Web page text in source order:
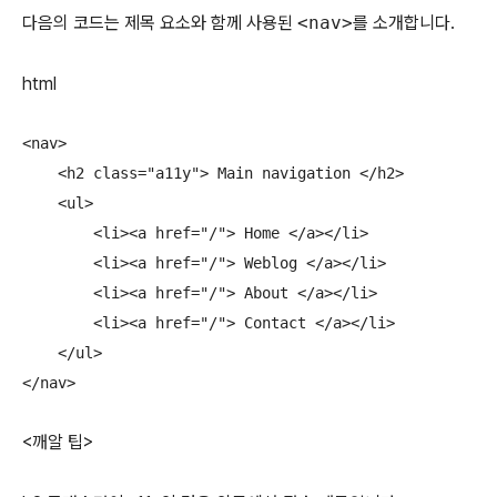
다음의 코드는 제목 요소와 함께 사용된 <nav>를 소개합니다.
html
<nav>
    <h2 class="a11y"> Main navigation </h2>
    <ul>
        <li><a href="/"> Home </a></li>
        <li><a href="/"> Weblog </a></li>
        <li><a href="/"> About </a></li>
        <li><a href="/"> Contact </a></li>
    </ul>
</nav>
<깨알 팁>